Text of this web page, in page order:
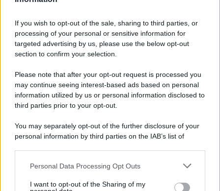
If you wish to opt-out of the sale, sharing to third parties, or
processing of your personal or sensitive information for
targeted advertising by us, please use the below opt-out
section to confirm your selection.
Please note that after your opt-out request is processed you
may continue seeing interest-based ads based on personal
information utilized by us or personal information disclosed to
third parties prior to your opt-out.
You may separately opt-out of the further disclosure of your
personal information by third parties on the IAB’s list of
This information may also be disclosed by us to third parties
disclose it to other third parties.
Personal Data Processing Opt Outs
I want to opt-out of the Sharing of my
© 2026 - Pianeta Design - P.IVA 04827280654 - Testata
Registrata Al Tribunale Di Nocera Inferiore N. 8/2020 - RG N.
ISCRIZIONE AL ROC N. 35792 – ISCRITTA ALL’ANSO
(ASSOCIAZIONE NAZIONALE STAMPA ONLINE)
PREFERENZE PRIVACY